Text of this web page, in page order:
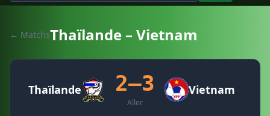
← MatchsThaïlande – Vietnam
Thaïlande 2–3
Aller
Vietnam